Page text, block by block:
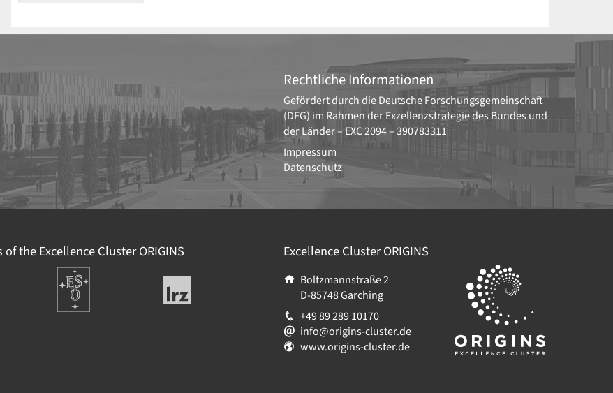
Rechtliche Informationen
Gefördert durch dieDeutsche Forschungsgemeinschaft
(DFG) im Rahmen der Exzellenzstrategie des Bundes und
der Länder – EXC 2094 – 390783311
Impressum
Datenschutz
the Excellence ClusterORIGINS
Europäische
Südsternwarte
Leibniz-
Rechenzentrum
Excellence ClusterORIGINS
Boltzmannstraße 2
D-85748Garching
+49 89 289 10170
info@origins-cluster.de
www.origins-cluster.de